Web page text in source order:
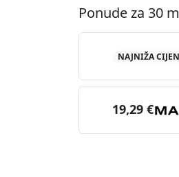
Ponude za 30
NAJNIŽA
19,29 €